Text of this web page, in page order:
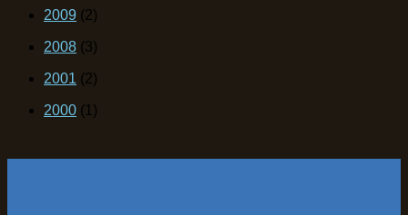
2009 (2)
2008 (3)
2001 (2)
2000 (1)